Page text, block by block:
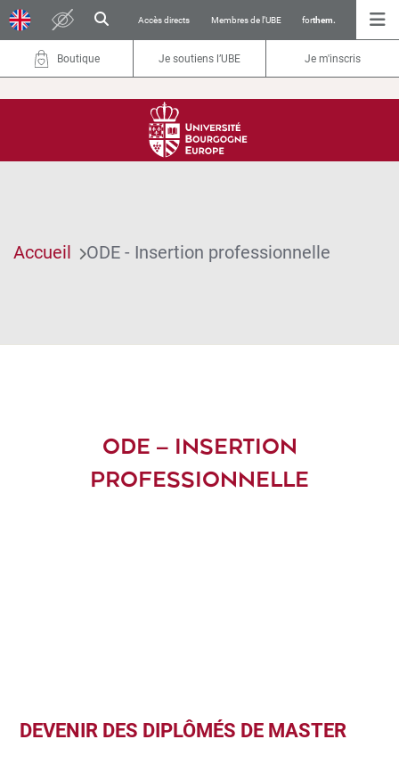
Accès directs Membres de l’UBE forthem.
Boutique Je soutiens l’UBE Je m'inscris
Accueil ODE - Insertion professionnelle
ODE – INSERTION
PROFESSIONNELLE
DEVENIR DES DIPLÔMÉS DE MASTER